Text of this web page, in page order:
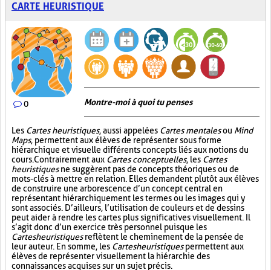
CARTE HEURISTIQUE
0 Montre-moi à quoi tu penses
Les Cartes heuristiques, aussi appelées Cartes mentalesou Mind
Maps, permettent aux élèves de représenter sous forme
hiérarchique et visuelle différents concepts liés aux notions du
cours. Contrairement aux Cartes conceptuelles, les Cartes
heuristiquesne suggèrent pas de concepts théoriques ou de
mots-clés à mettre en relation. Elles demandent plutôt aux élèves
de construire une arborescence d’un concept central en
représentant hiérarchiquement les termes ou les images qui y
sont associés. D’ailleurs, l’utilisation de couleurs et de dessins
peut aider à rendre les cartes plus significatives visuellement. Il
s’agit donc d’un exercice très personnel puisque les
Cartes heuristiquesreflètent le cheminement de la pensée de
leur auteur. En somme, les Cartes heuristiquespermettent aux
élèves de représenter visuellement la hiérarchie des
connaissances acquises sur un sujet précis.